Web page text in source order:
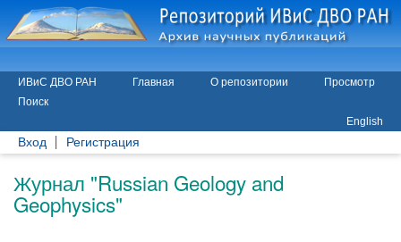
ИВиС ДВО РАН Главная О репозитории
Просмотр
Поиск
English
Вход Регистрация
Журнал "Russian Geology and
Geophysics"